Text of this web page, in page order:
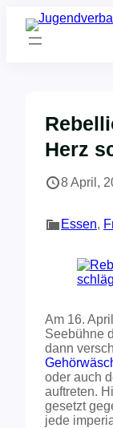
Inhalt
springen
Herz
8 April,
Essen,
Am 16.
Seebühne
dann
oder auch
auftreten.
gesetzt
jede